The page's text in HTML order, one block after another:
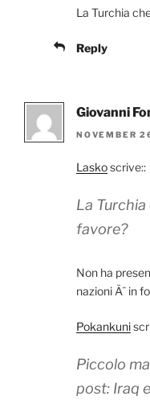
La Turchia
Reply
Giovanni
NOVEMBER
Laskoscrive::
La
favore?
Non ha
nazioni Ã¨ in
Pokankuni
Piccolo
post: Iraq